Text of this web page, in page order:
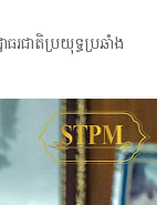
រជាតិប្រយុទ្ធប្រឆាំង